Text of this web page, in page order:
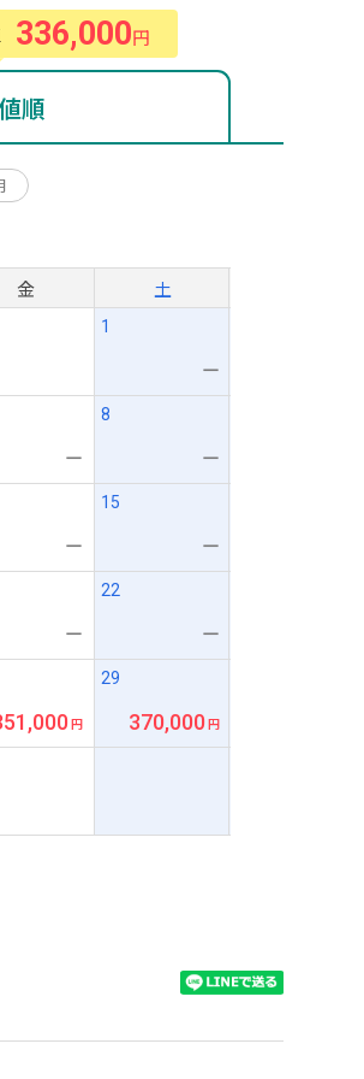
336,000円
順
金 土
1
ー
ー
8
ー
ー
15
ー
ー
22
ー
29
370,000